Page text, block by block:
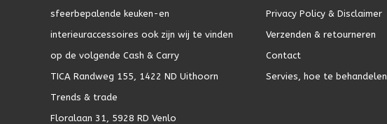
sfeerbepalende keuken-en
interieuraccessoires ook zijn wij te vinden
op de volgende Cash & Carry
TICA Randweg 155, 1422 ND Uithoorn
Trends & trade
Floralaan 31, 5928 RD Venlo
Privacy Policy & Disclaimer
Verzenden & retourneren
Contact
Servies, hoe te behandelen